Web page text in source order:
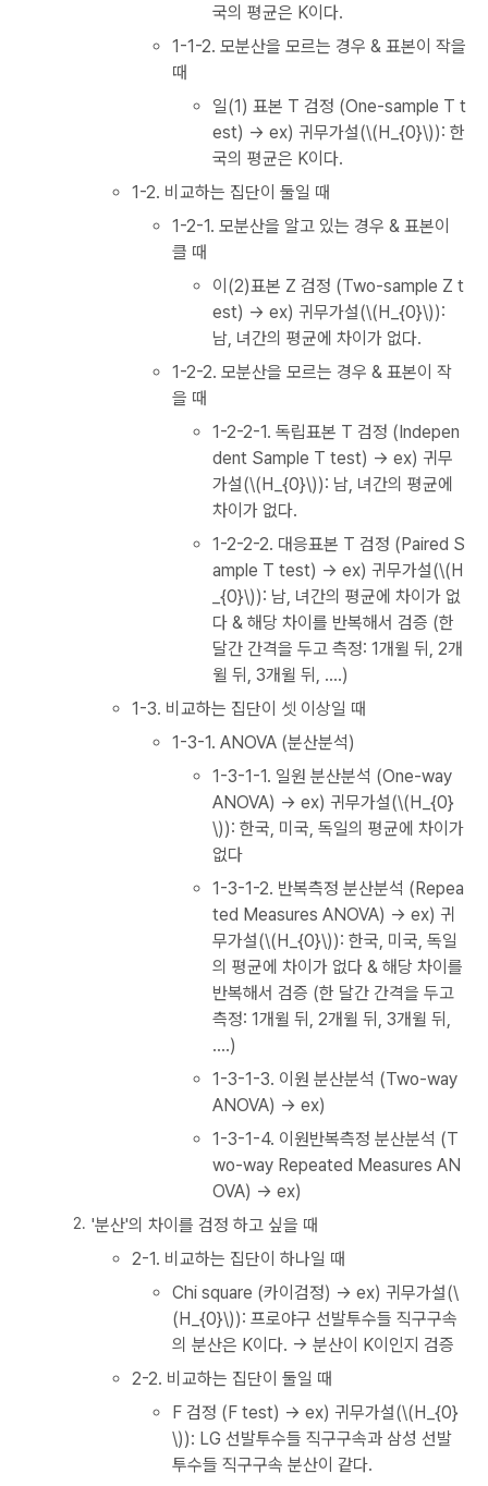
국의 평균은 K이다.
1-1-2. 모분산을 모르는 경우 & 표본이 작을
때
일(1) 표본 T 검정 (One-sample T t
est) → ex) 귀무가설(\(H_{0}\)): 한
국의 평균은 K이다.
1-2. 비교하는 집단이 둘일 때
1-2-1. 모분산을 알고 있는 경우 & 표본이
클 때
이(2)표본 Z 검정 (Two-sample Z t
est) → ex) 귀무가설(\(H_{0}\)):
남, 녀간의 평균에 차이가 없다.
1-2-2. 모분산을 모르는 경우 & 표본이 작
을 때
1-2-2-1. 독립표본 T 검정 (Indepen
dent Sample T test) → ex) 귀무
가설(\(H_{0}\)): 남, 녀간의 평균에
차이가 없다.
1-2-2-2. 대응표본 T 검정 (Paired S
ample T test) → ex) 귀무가설(\(H
_{0}\)): 남, 녀간의 평균에 차이가 없
다 & 해당 차이를 반복해서 검증 (한
달간 간격을 두고 측정: 1개윌 뒤, 2개
윌 뒤, 3개윌 뒤, ....)
1-3. 비교하는 집단이 셋 이상일 때
1-3-1. ANOVA (분산분석)
1-3-1-1. 일원 분산분석 (One-way
ANOVA) → ex) 귀무가설(\(H_{0}
\)): 한국, 미국, 독일의 평균에 차이가
없다
1-3-1-2. 반복측정 분산분석 (Repea
ted Measures ANOVA) → ex) 귀
무가설(\(H_{0}\)): 한국, 미국, 독일
의 평균에 차이가 없다 & 해당 차이를
반복해서 검증 (한 달간 간격을 두고
측정: 1개윌 뒤, 2개윌 뒤, 3개윌 뒤,
....)
1-3-1-3. 이원 분산분석 (Two-way
ANOVA) → ex)
1-3-1-4. 이원반복측정 분산분석 (T
wo-way Repeated Measures AN
OVA) → ex)
'분산'의 차이를 검정 하고 싶을 때
2-1. 비교하는 집단이 하나일 때
Chi square (카이검정) → ex) 귀무가설(\
(H_{0}\)): 프로야구 선발투수들 직구구속
의 분산은 K이다. → 분산이 K이인지 검증
2-2. 비교하는 집단이 둘일 때
F 검정 (F test) → ex) 귀무가설(\(H_{0}
\)): LG 선발투수들 직구구속과 삼성 선발
투수들 직구구속 분산이 같다.